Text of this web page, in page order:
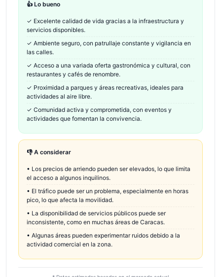
👍 Lo bueno
✓ Excelente calidad de vida gracias a la infraestructura y
servicios disponibles.
✓ Ambiente seguro, con patrullaje constante y vigilancia en
las calles.
✓ Acceso a una variada oferta gastronómica y cultural, con
restaurantes y cafés de renombre.
✓ Proximidad a parques y áreas recreativas, ideales para
actividades al aire libre.
✓ Comunidad activa y comprometida, con eventos y
actividades que fomentan la convivencia.
👎 A considerar
• Los precios de arriendo pueden ser elevados, lo que limita
el acceso a algunos inquilinos.
• El tráfico puede ser un problema, especialmente en horas
pico, lo que afecta la movilidad.
• La disponibilidad de servicios públicos puede ser
inconsistente, como en muchas áreas de Caracas.
• Algunas áreas pueden experimentar ruidos debido a la
actividad comercial en la zona.